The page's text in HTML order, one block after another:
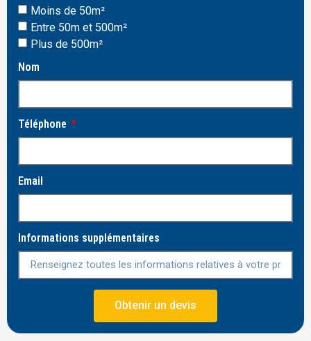
Moins de 50m²
Entre 50m et 500m²
Plus de 500m²
Nom
Téléphone
Email
Informations supplémentaires
Obtenir un devis